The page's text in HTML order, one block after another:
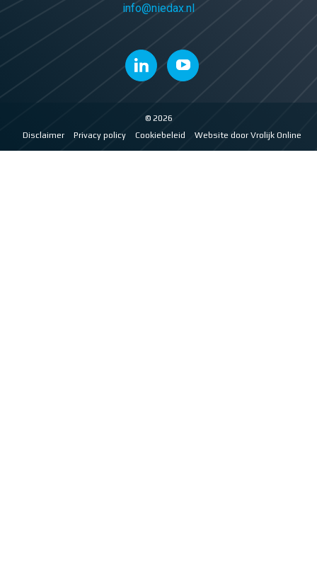
info@niedax.nl
© 2026
Disclaimer
Privacy policy Cookiebeleid Website door Vrolijk Online